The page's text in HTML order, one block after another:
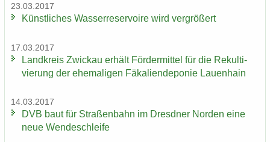
23.03.2017
Künst­li­ches Was­ser­re­ser­voi­re wird ver­grö­ßert
17.03.2017
Land­kreis Zwi­ckau er­hält För­der­mit­tel für die Re­kul­ti­
vie­rung der ehe­ma­li­gen Fä­ka­li­en­de­po­nie Lau­en­hain
14.03.2017
DVB baut für Stra­ßen­bahn im Dresd­ner Nor­den eine
neue Wen­de­schlei­fe